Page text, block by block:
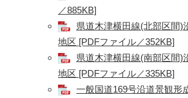
／885KB]
県道木津横田線(北部区間)
地区 [PDFファイル／352KB]
県道木津横田線(南部区間)
地区 [PDFファイル／335KB]
一般国道169号沿道景観形